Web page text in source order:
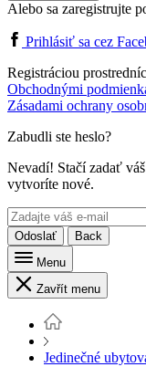
Alebo sa zaregistrujte
Prihlásiť sa cez
Registráciou
Obchodnými
Zásadami ochrany
Zabudli ste heslo?
Nevadí! Stačí zadať
vytvoríte nové.
Odoslať
Back
Menu
Zavřít menu
Jedinečné